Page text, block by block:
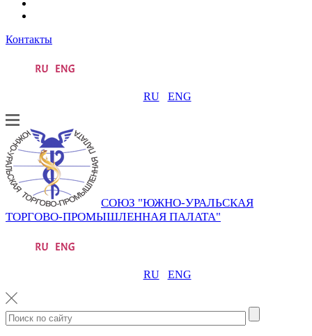
Контакты
RU ENG
СОЮЗ "ЮЖНО-УРАЛЬСКАЯ
ТОРГОВО-ПРОМЫШЛЕННАЯ ПАЛАТА"
RU ENG